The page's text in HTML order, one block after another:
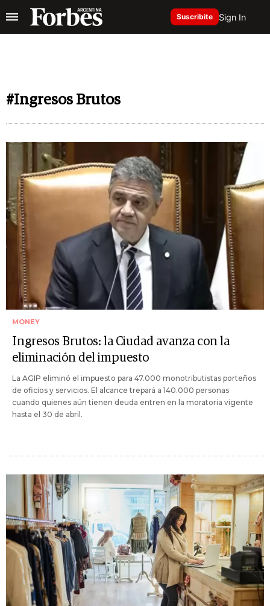
Suscribite Sign In
#Ingresos Brutos
MONEY
Ingresos Brutos: la Ciudad avanza con la
eliminación del impuesto
La AGIP eliminó el impuesto para 47.000 monotributistas porteños
de oficios y servicios. El alcance trepará a 140.000 personas
cuando quienes aún tienen deuda entren en la moratoria vigente
hasta el 30 de abril.